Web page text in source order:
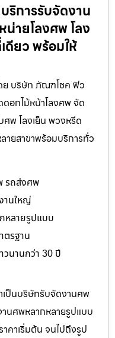
ริการรับจัดงาน
ายโลงศพ โลง
ดียว พร้อมให้
ย บริษัท ภัณฑโชค ฟิว
อกไม้หน้าโลงศพ จัด
ศพ โลงเย็น พวงหรีด
ายสาขาพร้อมบริการทั่ว
รถส่งศพ
านใหญ่
หลายรูปแบบ
รฐาน
นานกว่า 30 ปี
เป็นบริษัทรับจัดงานศพ
นศพหลากหลายรูปแบบ
คาเริ่มต้น จนไปถึงรูป